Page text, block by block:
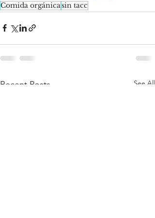
Comida orgánicasin tacc
Recent Posts See All